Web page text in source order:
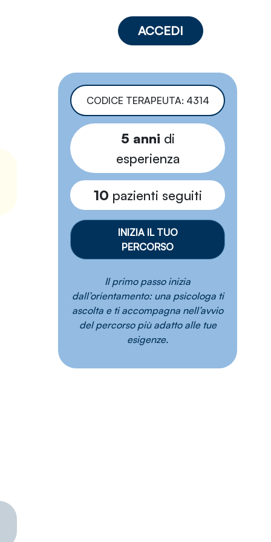
ACCEDI
CODICE TERAPEUTA: 4314
5 anni di
esperienza
10 pazienti seguiti
INIZIA IL TUO
PERCORSO
Il primo passo inizia
dall’orientamento: una psicologa ti
ascolta e ti accompagna nell’avvio
del percorso più adatto alle tue
esigenze.